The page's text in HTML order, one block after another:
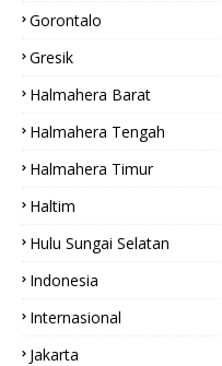
Gorontalo
Gresik
Halmahera Barat
Halmahera Tengah
Halmahera Timur
Haltim
Hulu Sungai Selatan
Indonesia
Internasional
Jakarta